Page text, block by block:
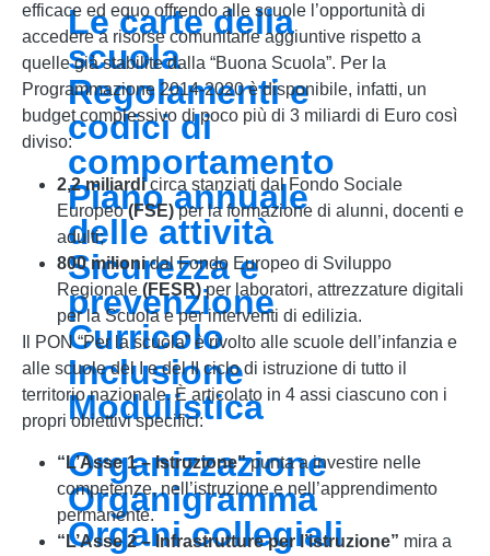
Le carte della
scuola
Regolamenti e
codici di
comportamento
Piano annuale
delle attività
Sicurezza e
prevenzione
Curricolo
Inclusione
Modulistica
Organizzazione
Organigramma
Organi collegiali
efficace ed equo offrendo alle scuole l’opportunità di
accedere a risorse comunitarie aggiuntive rispetto a
quelle già stabilite dalla “Buona Scuola”. Per la
Programmazione 2014-2020 è disponibile, infatti, un
budget complessivo di poco più di 3 miliardi di Euro così
diviso:
2,2 miliardicirca stanziati dal Fondo Sociale
Europeo(FSE)per la formazione di alunni, docenti e
adulti;
800 milionidal Fondo Europeo di Sviluppo
Regionale (FESR)per laboratori, attrezzature digitali
per la Scuola e per interventi di edilizia.
Il PON “Per la scuola” è rivolto alle scuole dell’infanzia e
alle scuole del I e del II ciclo di istruzione di tutto il
territorio nazionale. È articolato in 4 assi ciascuno con i
propri obiettivi specifici:
“L’Asse 1 – Istruzione”punta a investire nelle
competenze, nell’istruzione e nell’apprendimento
permanente.
“L’Asse 2 – Infrastrutture per l’istruzione” mira a